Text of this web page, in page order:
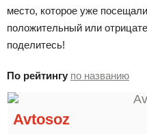
место, которое уже
положительный или
поделитесь!
По рейтингу по названию
Avtosoz